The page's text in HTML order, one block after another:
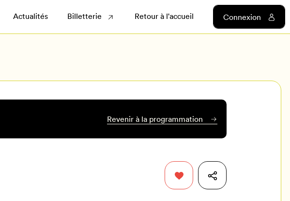
Actualités Billetterie Retour à l'accueil Connexion
Revenir à la programmation